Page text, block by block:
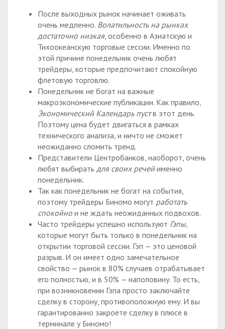
После выходных рынок начинает оживать
очень медленно. Волатильность на рынках
достаточно низкая, особенно в Азиатскую и
Тихоокеанскую торговые сессии. Именно по
этой причине понедельник очень любят
трейдеры, которые предпочитают спокойную
флетовую торговлю.
Понедельник не богат на важные
макроэкономические публикации. Как правило,
Экономический Календарь пуств этот день.
Поэтому цена будет двигаться в рамках
технического анализа, и ничто не сможет
неожиданно сломить тренд.
Представители Центробанков, наоборот, очень
любят выбирать для своих речейименно
понедельник.
Так как понедельник не богат на события,
поэтому трейдеры Биномо могут работать
спокойно и не ждать неожиданных подвохов.
Часто трейдеры успешно используют Гэпы,
которые могут быть только в понедельник на
открытии торговой сессии. Гэп — это ценовой
разрыв. И он имеет одно замечательное
свойство — рынок в 80% случаев отрабатывает
его полностью, и в 50% — наполовину. То есть,
при возникновении Гэпа просто заключайте
сделку в сторону, противоположную ему. И вы
гарантированно закроете сделку в плюсе в
терминале у Биномо!